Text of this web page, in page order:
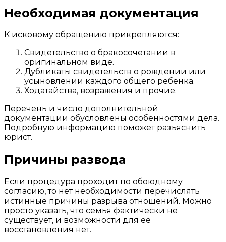
Необходимая документация
К исковому обращению прикрепляются:
Свидетельство о бракосочетании в
оригинальном виде.
Дубликаты свидетельств о рождении или
усыновлении каждого общего ребенка.
Ходатайства, возражения и прочие.
Перечень и число дополнительной
документации обусловлены особенностями дела.
Подробную информацию поможет разъяснить
юрист.
Причины развода
Если процедура проходит по обоюдному
согласию, то нет необходимости перечислять
истинные причины разрыва отношений. Можно
просто указать, что семья фактически не
существует, и возможности для ее
восстановления нет.